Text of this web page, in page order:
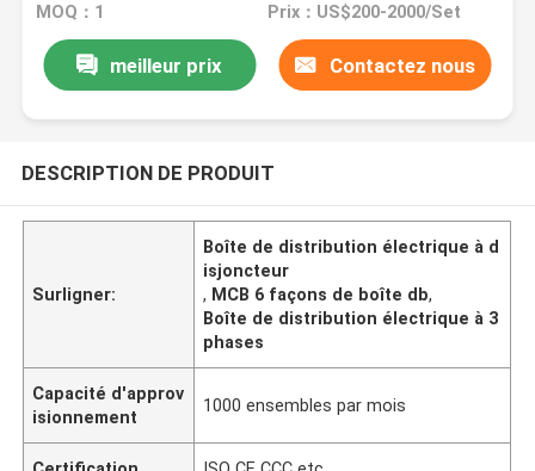
MOQ：1 Prix：US$200-2000/Set
meilleur prix Contactez nous
DESCRIPTION DE PRODUIT
Surligner:
Boîte de distribution électrique à d
isjoncteur
, MCB 6 façons de boîte db,
Boîte de distribution électrique à 3
phases
Capacité d'approv
isionnement
1000 ensembles par mois